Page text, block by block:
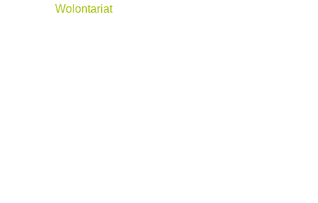
Wolontariat